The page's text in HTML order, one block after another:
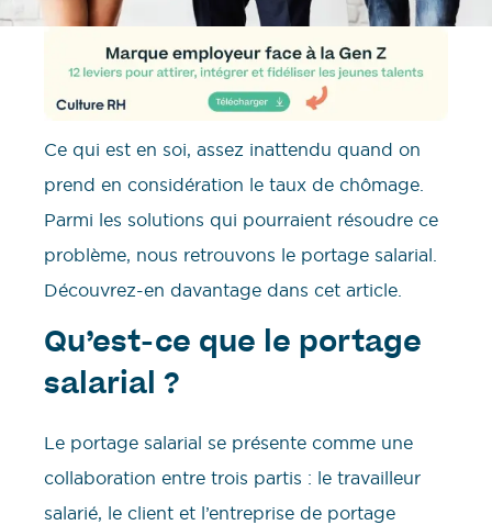
Ce qui est en soi, assez inattendu quand on
prend en considération le taux de chômage.
Parmi les solutions qui pourraient résoudre ce
problème, nous retrouvons le portage salarial.
Découvrez-en davantage dans cet article.
Qu’est-ce que le portage
salarial ?
Le portage salarial se présente comme une
collaboration entre trois partis : le travailleur
salarié, le client et l’entreprise de portage